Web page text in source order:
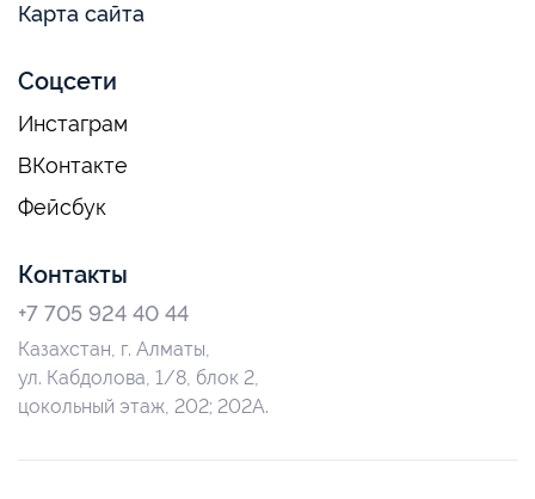
Карта сайта
Соцсети
Инстаграм
ВКонтакте
Фейсбук
Контакты
+7 705 924 40 44
Казахстан, г. Алматы,
ул. Кабдолова, 1/8, блок 2,
цокольный этаж, 202; 202А.